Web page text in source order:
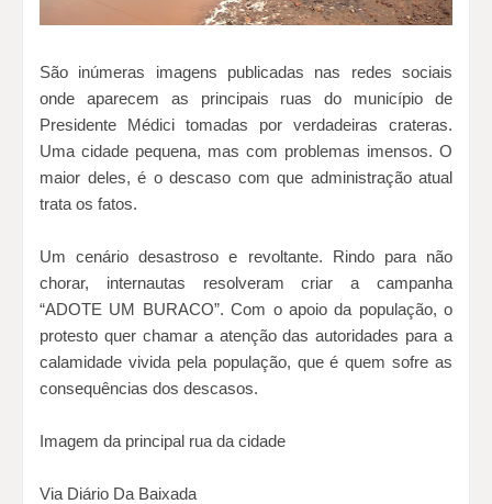
São inúmeras imagens publicadas nas redes sociais
onde aparecem as principais ruas do município de
Presidente Médici tomadas por verdadeiras crateras.
Uma cidade pequena, mas com problemas imensos. O
maior deles, é o descaso com que administração atual
trata os fatos.
Um cenário desastroso e revoltante. Rindo para não
chorar, internautas resolveram criar a campanha
“ADOTE UM BURACO”. Com o apoio da população, o
protesto quer chamar a atenção das autoridades para a
calamidade vivida pela população, que é quem sofre as
consequências dos descasos.
Imagem da principal rua da cidade
Via Diário Da Baixada